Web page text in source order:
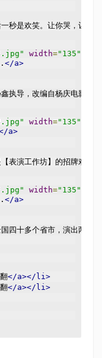
秒是欢笑。让你哭，让你
width="135"
</a>
执导，改编自杨庆电影《
width="135"
a>
表演工作坊】的招牌戏码
width="135"
</a>
国四十多个省市，演出两
</a></li>
</a></li>